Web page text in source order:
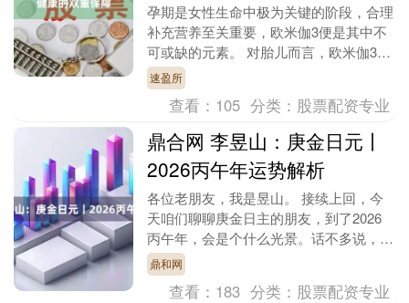
孕期是女性生命中极为关键的阶段，合理
补充营养至关重要，欧米伽3便是其中不
可或缺的元素。 对胎儿而言，欧米伽3是
大脑和视网膜发育的“基石”。它参与神经
细胞的形成与....
速盈所
查看： 105 分类： 股票配资专业
鼎合网 李昱山：庚金日元丨
2026丙午年运势解析
各位老朋友，我是昱山。 接续上回，今
天咱们聊聊庚金日主的朋友，到了2026
丙午年，会是个什么光景。话不多说，咱
们直接讲重点。 明年这个丙午，对庚金
来说，就像夏天....
鼎和网
查看： 183 分类： 股票配资专业